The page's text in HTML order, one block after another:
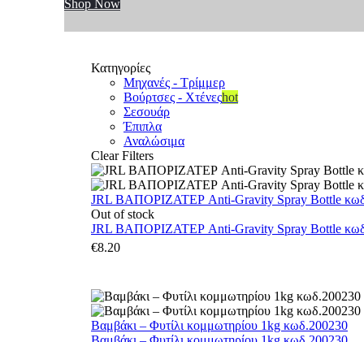
Shop Now
Κατηγορίες
Μηχανές - Τρίμμερ
Βούρτσες - Χτένεςhot
Σεσουάρ
Έπιπλα
Αναλώσιμα
Clear Filters
JRL ΒΑΠΟΡΙΖΑΤΕΡ Anti-Gravity Spray Bottle
Out of stock
JRL ΒΑΠΟΡΙΖΑΤΕΡ Anti-Gravity Spray Bottle
€8.20
Βαμβάκι – Φυτίλι κομμωτηρίου 1kg κωδ.200230